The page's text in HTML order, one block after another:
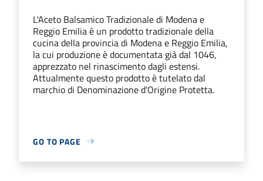
L'Aceto Balsamico Tradizionale di Modena e
Reggio Emilia è un prodotto tradizionale della
cucina della provincia di Modena e Reggio Emilia,
la cui produzione è documentata già dal 1046,
apprezzato nel rinascimento dagli estensi.
Attualmente questo prodotto è tutelato dal
marchio di Denominazione d'Origine Protetta.
GO TO PAGE